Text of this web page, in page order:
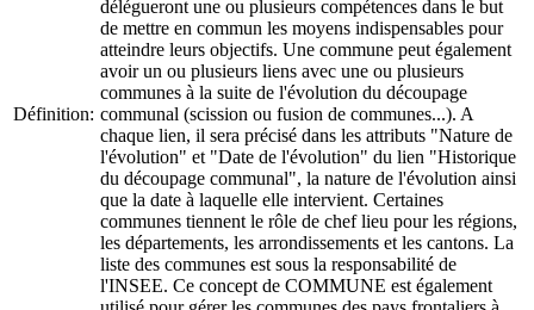
Définition:
délégueront une ou plusieurs compétences dans le but
de mettre en commun les moyens indispensables pour
atteindre leurs objectifs. Une commune peut également
avoir un ou plusieurs liens avec une ou plusieurs
communes à la suite de l'évolution du découpage
communal (scission ou fusion de communes...). A
chaque lien, il sera précisé dans les attributs "Nature de
l'évolution" et "Date de l'évolution" du lien "Historique
du découpage communal", la nature de l'évolution ainsi
que la date à laquelle elle intervient. Certaines
communes tiennent le rôle de chef lieu pour les régions,
les départements, les arrondissements et les cantons. La
liste des communes est sous la responsabilité de
l'INSEE. Ce concept de COMMUNE est également